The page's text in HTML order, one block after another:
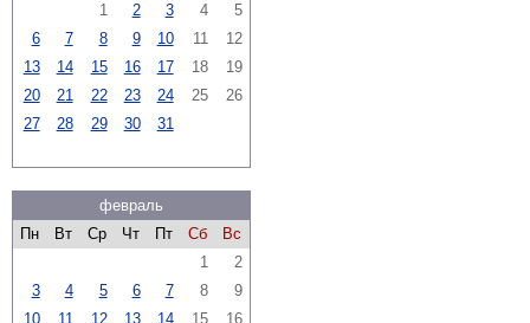
1
2 3 4
5
6
7 8 9 10 11
12
13
14 15 16 17 18
19
20
21 22 23 24 25
26
27
28 29 30 31
февраль
Пн
Вт Ср Чт Пт Сб
Вс
1
2
3
4 5 6 7 8
9
10
11 12 13 14 15
16